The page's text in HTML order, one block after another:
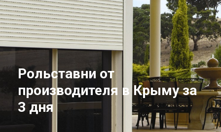
Рольставни от
производителя в Крыму за
3 дня